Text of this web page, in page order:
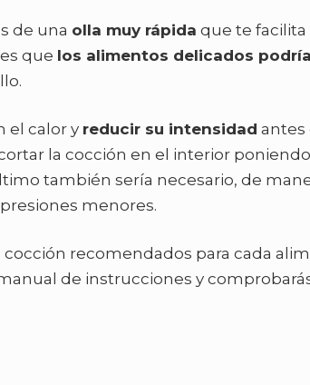
de una olla muy rápida que te
que los alimentos delicados
el calor y reducir su intensidad antes
la cocción en el interior
también sería necesario, de
menores.
recomendados para cada
de instrucciones y